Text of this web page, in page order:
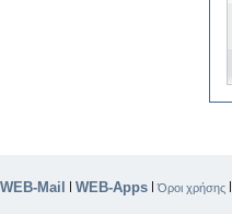
WEB-Mail | WEB-Apps |Όροι χρήσης |